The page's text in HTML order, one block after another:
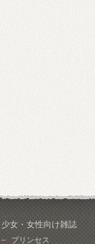
少女・女性向け雑誌
プリンセス